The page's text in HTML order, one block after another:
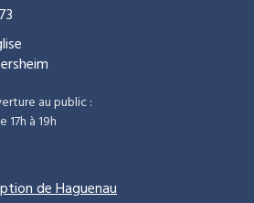
au public :
17h à 19h
deHaguenau